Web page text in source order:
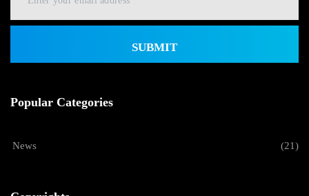
SUBMIT
Popular Categories
News (21)